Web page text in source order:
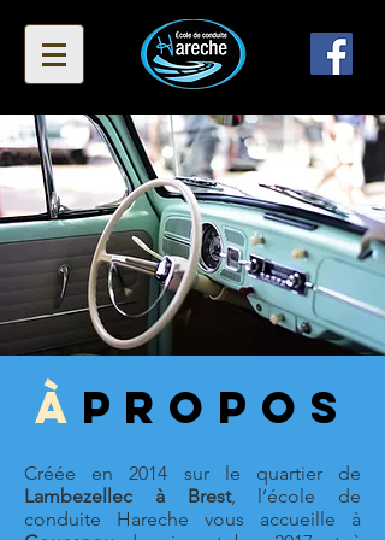
À PROPOS
Créée en 2014 sur le quartier de
Lambezellec à Brest, l’école de
conduite Hareche vous accueille à